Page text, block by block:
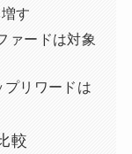
す
ァードは対象
リワードは
較